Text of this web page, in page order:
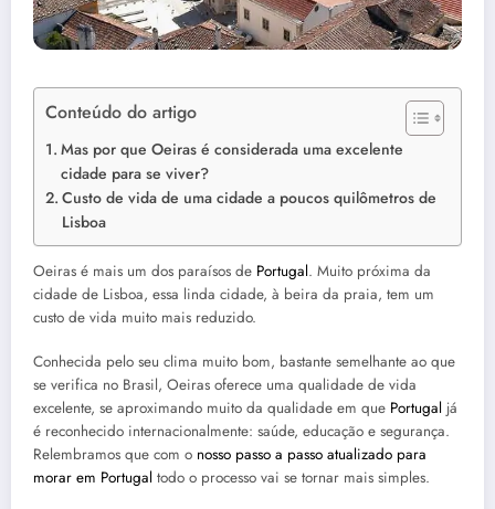
Conteúdo do artigo
Mas por que Oeiras é considerada uma excelente
cidade para se viver?
Custo de vida de uma cidade a poucos quilômetros de
Lisboa
Oeiras é mais um dos paraísos de Portugal. Muito próxima da
cidade de Lisboa, essa linda cidade, à beira da praia, tem um
custo de vida muito mais reduzido.
Conhecida pelo seu clima muito bom, bastante semelhante ao que
se verifica no Brasil, Oeiras oferece uma qualidade de vida
excelente, se aproximando muito da qualidade em que Portugal já
é reconhecido internacionalmente: saúde, educação e segurança.
Relembramos que com o nosso passo a passo atualizado para
morar em Portugal todo o processo vai se tornar mais simples.